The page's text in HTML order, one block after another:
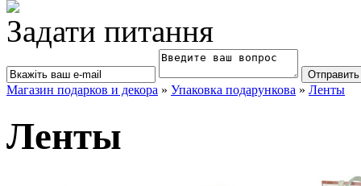
Задати питання
Магазин подарков и декора » Упаковка подарункова » Ленты
Ленты